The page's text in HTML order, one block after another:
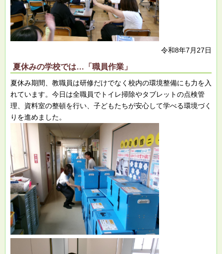
令和8年7月27日
夏休みの学校では…「職員作業」
夏休み期間、教職員は研修だけでなく校内の環境整備にも力を入
れています。今日は全職員でトイレ掃除やタブレットの点検管
理、資料室の整頓を行い、子どもたちが安心して学べる環境づく
りを進めました。